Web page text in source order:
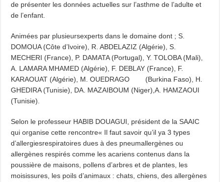
de présenter les données actuelles sur l’asthme de l’adulte et
de l’enfant.
Animées par plusieursexperts dans le domaine dont ; S.
DOMOUA (Côte d’Ivoire), R. ABDELAZIZ (Algérie), S.
MECHERI (France), P. DAMATA (Portugal), Y. TOLOBA (Mali),
A. LAMARA MHAMED (Algérie), F. DEBLAY (France), F.
KARAOUAT (Algérie), M. OUEDRAGO (Burkina Faso), H.
GHEDIRA (Tunisie), DA. MAZAIBOUM (Niger),A. HAMZAOUI
(Tunisie).
Selon le professeur HABIB DOUAGUI, président de la SAAIC
qui organise cette rencontre« Il faut savoir qu’il ya 3 types
d’allergiesrespiratoires dues à des pneumallergènes ou
allergènes respirés comme les acariens contenus dans la
poussière de maisons, pollens d’arbres et de plantes, les
moisissures, les poils d’animaux : chats, chiens, des allergènes